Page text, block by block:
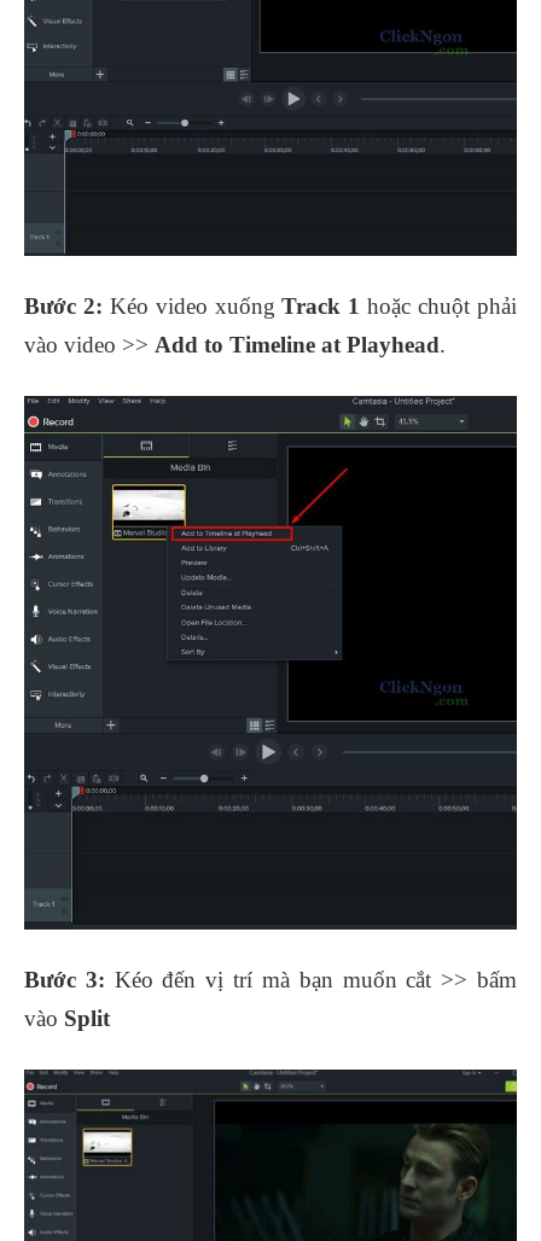
Bước 2: Kéo video xuốngTrack 1 hoặc chuột phải
vào video >> Add to Timeline at Playhead.
Bước 3: Kéo đến vị trí mà bạn muốn cắt >> bấm
vào Split